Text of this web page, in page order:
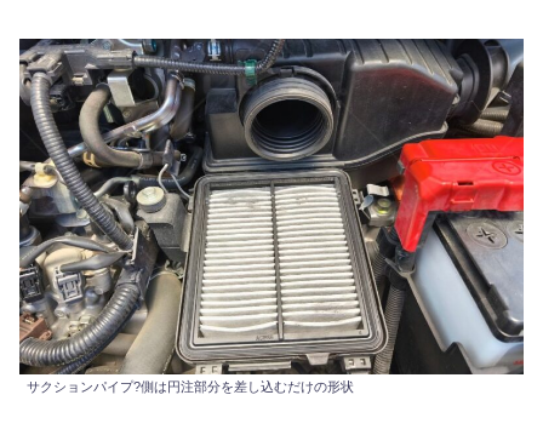
サクションパイプ?側は円注部分を差し込むだけの形状